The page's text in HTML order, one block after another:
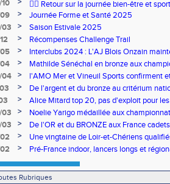
🧘‍♀️ Retour sur la journée bien-être et
>
Journée Forme et Santé 2025
>
Saison Estivale 2025
>
Récompenses Challenge Trail
>
Interclubs 2024 : L'AJ Blois Onzain
Romorantin en N2B
>
Mathilde Sénéchal en bronze aux
04
>
l'AMO Mer et Vineuil Sports confirment
benjamins
>
De l'argent et du bronze au critérium
>
Alice Mitard top 20, pas d'exploit pour
>
Noelie Yarigo médaillée aux
>
De l'OR et du BRONZE aux France
>
Une vingtaine de Loir-et-Chériens
> Pré-France indoor, lancers longs et